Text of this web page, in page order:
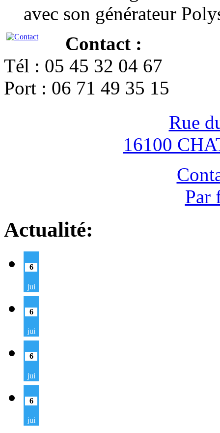
avec son générateur
Contact :
Tél : 05 45 32 04 67
Port : 06 71 49 35 15
Rue
16100
Par
Actualité:
6
jui
6
jui
6
jui
6
jui